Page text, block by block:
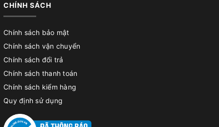
CHÍNH SÁCH
Chính sách bảo mật
Chính sách vận chuyển
Chính sách đổi trả
Chính sách thanh toán
Chính sách kiểm hàng
Quy định sử dụng